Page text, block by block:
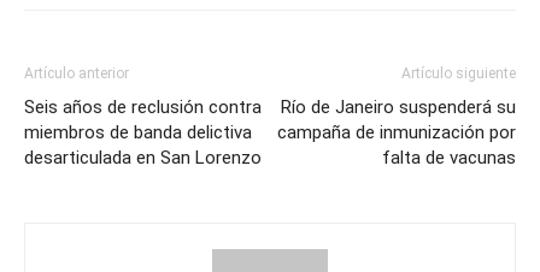
Artículo anterior
Seis años de reclusión contra
miembros de banda delictiva
desarticulada en San Lorenzo
Artículo siguiente
Río de Janeiro suspenderá su
campaña de inmunización por
falta de vacunas